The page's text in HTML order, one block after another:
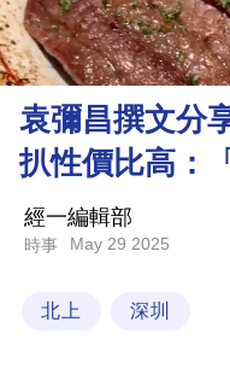
樓
市
理
財
商
科
袁彌昌撰文分
扒性價比高：
經一編輯部
時事 May 29 2025
北上 深圳